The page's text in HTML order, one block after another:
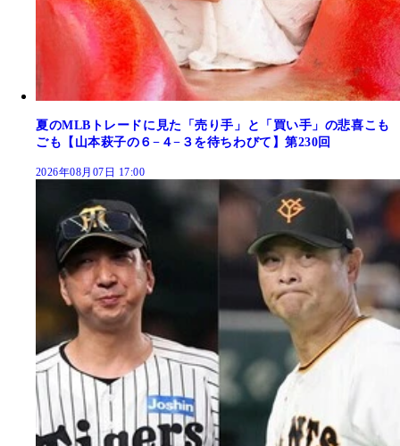
夏のMLBトレードに見た「売り手」と「買い手」の悲喜こも
ごも【山本萩子の６−４−３を待ちわびて】第230回
2026年08月07日 17:00